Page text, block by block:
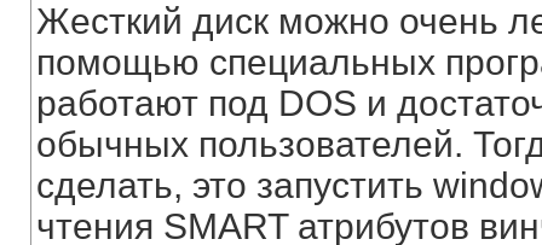
Жесткий диск можно очень
помощью специальных
работают под DOS и
обычных пользователей.
сделать, это запустить
чтения SMART атрибутов